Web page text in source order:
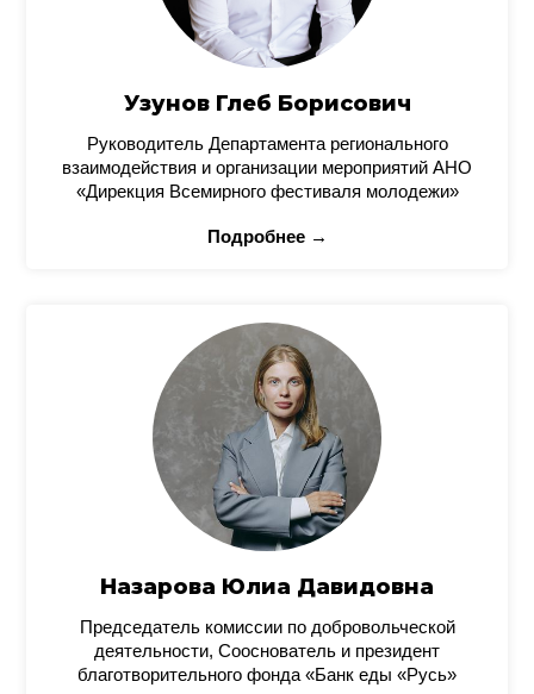
Узунов Глеб Борисович
Руководитель Департамента регионального
взаимодействия и организации мероприятий АНО
«Дирекция Всемирного фестиваля молодежи»
Подробнее →
Назарова Юлиа Давидовна
Председатель комиссии по добровольческой
деятельности, Сооснователь и президент
благотворительного фонда «Банк еды «Русь»